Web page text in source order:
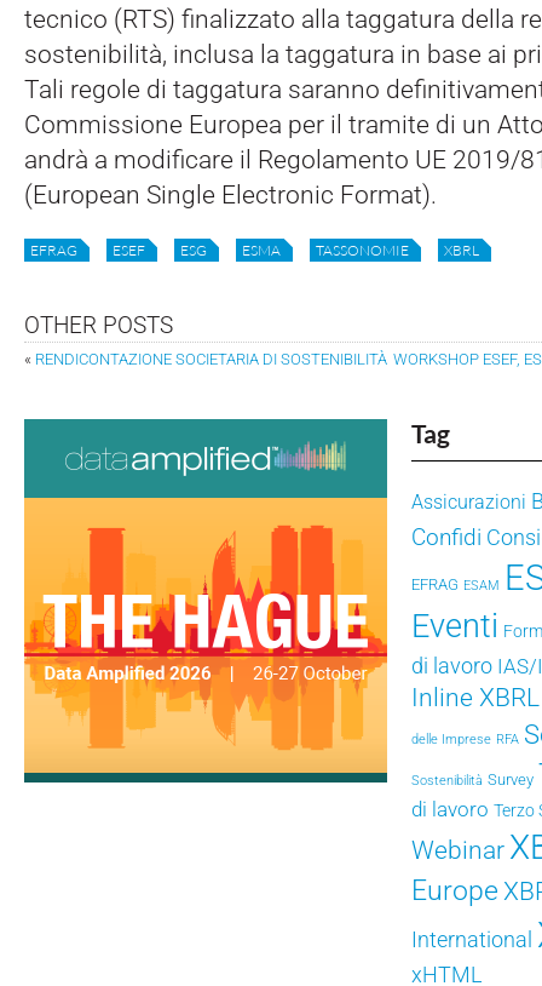
tecnico (RTS) finalizzato alla taggatura della
sostenibilità, inclusa la taggatura in base ai
Tali regole di taggatura saranno
Commissione Europea per il tramite di un
andrà a modificare il Regolamento UE 2019/
(European Single Electronic Format).
EFRAG ESEF ESG ESMA TASSONOMIE XBRL
OTHER POSTS
« RENDICONTAZIONE SOCIETARIA DI SOSTENIBILITÀ WORKSHOP ESEF,
Tag
Assicurazioni
Confidi
EFRAG ESAM
Eventi
di lavoro IAS/
Inline XBRL
delle Imprese RFA
Sostenibilità Survey
di lavoro Terzo
Webinar
Europe
International
xHTML